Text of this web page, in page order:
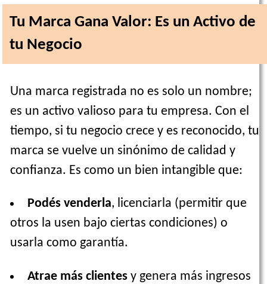
Tu Marca Gana Valor: Es un Activo de
tu Negocio
Una marca registrada no es solo un nombre;
es un activo valioso para tu empresa. Con el
tiempo, si tu negocio crece y es reconocido, tu
marca se vuelve un sinónimo de calidad y
confianza. Es como un bien intangible que:
Podés venderla, licenciarla (permitir que
otros la usen bajo ciertas condiciones) o
usarla como garantía.
Atrae más clientes y genera más ingresos